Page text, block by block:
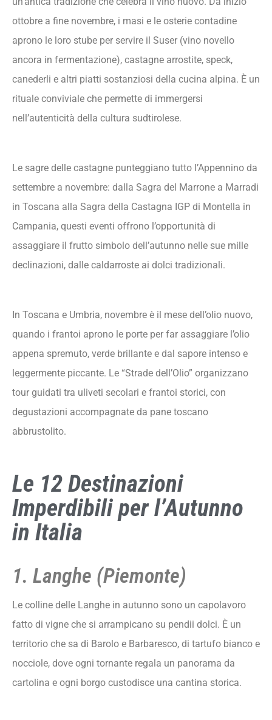
ottobre a fine novembre, i masi e le osterie contadine
aprono le loro stube per servire il Suser (vino novello
ancora in fermentazione), castagne arrostite, speck,
canederli e altri piatti sostanziosi della cucina alpina. È un
rituale conviviale che permette di immergersi
nell’autenticità della cultura sudtirolese.
Le sagre delle castagne punteggiano tutto l’Appennino da
settembre a novembre: dalla Sagra del Marrone a Marradi
in Toscana alla Sagra della Castagna IGP di Montella in
Campania, questi eventi offrono l’opportunità di
assaggiare il frutto simbolo dell’autunno nelle sue mille
declinazioni, dalle caldarroste ai dolci tradizionali.
In Toscana e Umbria, novembre è il mese dell’olio nuovo,
quando i frantoi aprono le porte per far assaggiare l’olio
appena spremuto, verde brillante e dal sapore intenso e
leggermente piccante. Le “Strade dell’Olio” organizzano
tour guidati tra uliveti secolari e frantoi storici, con
degustazioni accompagnate da pane toscano
abbrustolito.
Le 12 Destinazioni
Imperdibili per l’Autunno
in Italia
1. Langhe (Piemonte)
Le colline delle Langhe in autunno sono un capolavoro
fatto di vigne che si arrampicano su pendii dolci. È un
territorio che sa di Barolo e Barbaresco, di tartufo bianco e
nocciole, dove ogni tornante regala un panorama da
cartolina e ogni borgo custodisce una cantina storica.